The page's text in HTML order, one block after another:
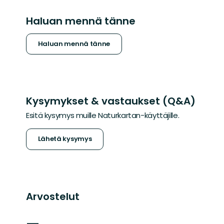
Haluan mennä tänne
Haluan mennä tänne
Kysymykset & vastaukset (Q&A)
Esitä kysymys muille Naturkartan-käyttäjille.
Lähetä kysymys
Arvostelut